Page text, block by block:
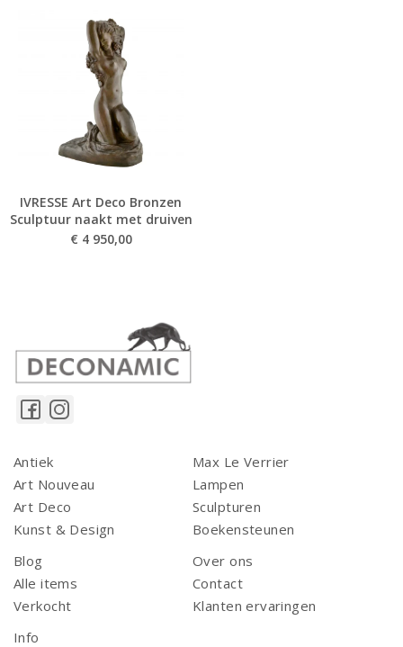
IVRESSE Art Deco Bronzen
Sculptuur naakt met druiven
€ 4 950,00
Antiek
Art Nouveau
Art Deco
Kunst & Design
Max Le Verrier
Lampen
Sculpturen
Boekensteunen
Blog
Alle items
Verkocht
Over ons
Contact
Klanten ervaringen
Info